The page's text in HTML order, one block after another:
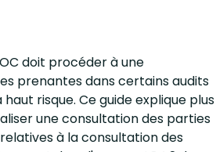
doit procéder à une
prenantes dans certains audits
risque. Ce guide explique plus
une consultation des parties
à la consultation des